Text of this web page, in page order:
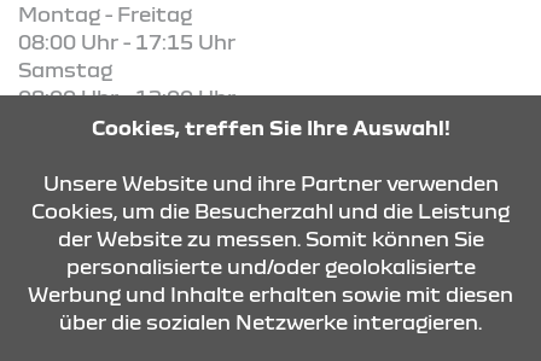
Montag - Freitag
08:00 Uhr - 17:15 Uhr
Samstag
08:00 Uhr - 12:00 Uhr
KONTAKT & ANFAHRT
ÖFFNUNGSZEITEN
Cookies, treffen Sie Ihre Auswahl!
Unsere Website und ihre Partner verwenden
Cookies, um die Besucherzahl und die Leistung
der Website zu messen. Somit können Sie
personalisierte und/oder geolokalisierte
Werbung und Inhalte erhalten sowie mit diesen
über die sozialen Netzwerke interagieren.